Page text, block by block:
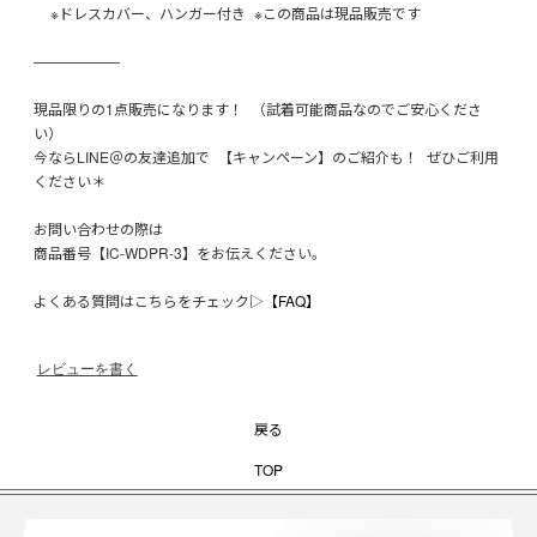
※ドレスカバー、ハンガー付き ※この商品は現品販売です
——————
現品限りの1点販売になります！ （試着可能商品なのでご安心くださ
い）
今ならLINE＠の友達追加で 【キャンペーン】のご紹介も！ ぜひご利用
ください＊
お問い合わせの際は
商品番号【IC-WDPR-3】をお伝えください。
よくある質問はこちらをチェック▷ 【FAQ】
レビューを書く
戻る
TOP